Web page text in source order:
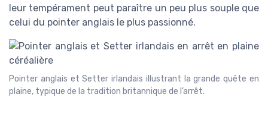
leur tempérament peut paraître un peu plus souple que
celui du pointer anglais le plus passionné.
Pointer anglais et Setter irlandais illustrant la grande quête en
plaine, typique de la tradition britannique de l’arrêt.